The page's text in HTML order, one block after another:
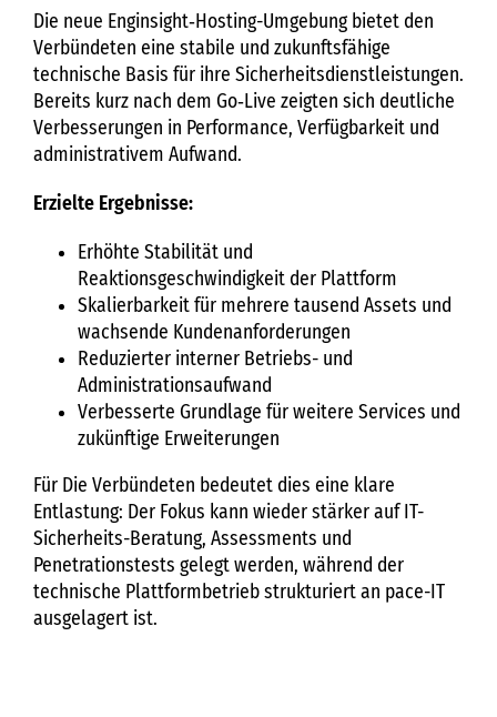
Die neue Enginsight‑Hosting-Umgebung bietet den
Verbündeten eine stabile und zukunftsfähige
technische Basis für ihre Sicherheitsdienstleistungen.
Bereits kurz nach dem Go‑Live zeigten sich deutliche
Verbesserungen in Performance, Verfügbarkeit und
administrativem Aufwand.
Erzielte Ergebnisse:
Erhöhte Stabilität und
Reaktionsgeschwindigkeit der Plattform
Skalierbarkeit für mehrere tausend Assets und
wachsende Kundenanforderungen
Reduzierter interner Betriebs- und
Administrationsaufwand
Verbesserte Grundlage für weitere Services und
zukünftige Erweiterungen
Für Die Verbündeten bedeutet dies eine klare
Entlastung: Der Fokus kann wieder stärker auf IT-
Sicherheits-Beratung, Assessments und
Penetrationstests gelegt werden, während der
technische Plattformbetrieb strukturiert an pace-IT
ausgelagert ist.